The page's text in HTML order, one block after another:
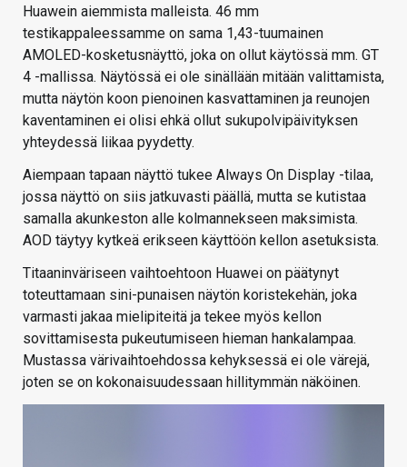
Huawein aiemmista malleista. 46 mm
testikappaleessamme on sama 1,43-tuumainen
AMOLED-kosketusnäyttö, joka on ollut käytössä mm. GT
4 -mallissa. Näytössä ei ole sinällään mitään valittamista,
mutta näytön koon pienoinen kasvattaminen ja reunojen
kaventaminen ei olisi ehkä ollut sukupolvipäivityksen
yhteydessä liikaa pyydetty.
Aiempaan tapaan näyttö tukee Always On Display -tilaa,
jossa näyttö on siis jatkuvasti päällä, mutta se kutistaa
samalla akunkeston alle kolmannekseen maksimista.
AOD täytyy kytkeä erikseen käyttöön kellon asetuksista.
Titaaninväriseen vaihtoehtoon Huawei on päätynyt
toteuttamaan sini-punaisen näytön koristekehän, joka
varmasti jakaa mielipiteitä ja tekee myös kellon
sovittamisesta pukeutumiseen hieman hankalampaa.
Mustassa värivaihtoehdossa kehyksessä ei ole värejä,
joten se on kokonaisuudessaan hillitymmän näköinen.